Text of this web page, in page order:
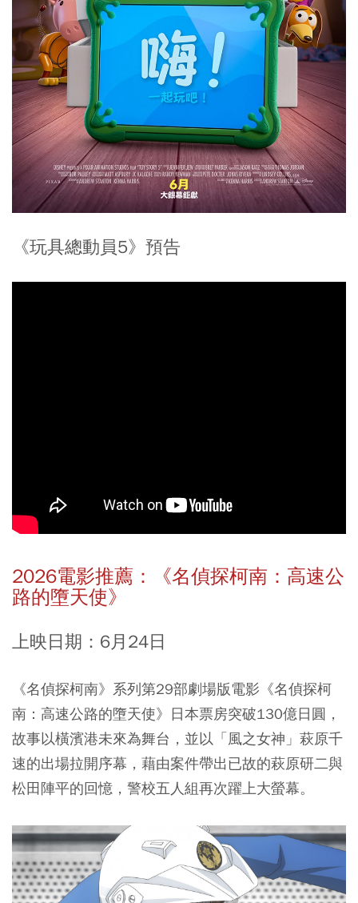
《玩具總動員5》預告
2026電影推薦：《名偵探柯南：高速公
路的墮天使》
上映日期：6月24日
《名偵探柯南》系列第29部劇場版電影《名偵探柯
南：高速公路的墮天使》日本票房突破130億日圓，
故事以橫濱港未來為舞台，並以「風之女神」萩原千
速的出場拉開序幕，藉由案件帶出已故的萩原研二與
松田陣平的回憶，警校五人組再次躍上大螢幕。